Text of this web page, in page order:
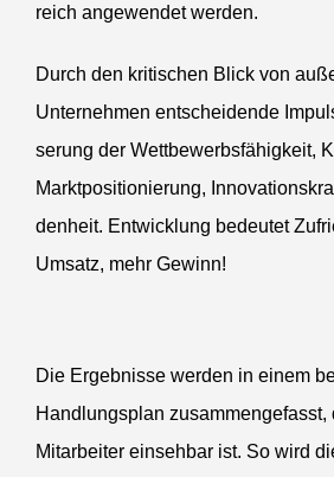
reich angewendet werden.
Durch den kriti­schen Blick von
Unternehmen entscheidende
serung der Wettbewerbsfähigkeit,
Markt­po­si­tio­nierung,
denheit. Entwicklung bedeutet
Umsatz, mehr Gewinn!
Die Ergeb­nisse werden in einem
Handlungsplan zusam­men­ge­fasst,
Mitarbeiter einsehbar ist. So wird